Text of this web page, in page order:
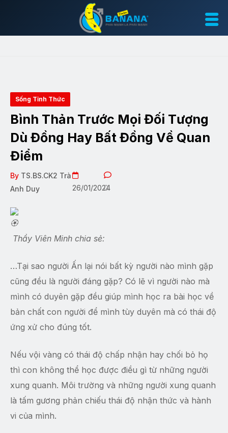
Sống Tỉnh Thức
Bình Thản Trước Mọi Đối Tượng
Dù Đồng Hay Bất Đồng Về Quan
Điểm
By TS.BS.CK2 Trà
Anh Duy
26/01/2024
0
Thầy Viên Minh chia sẻ:
…Tại sao người Ấn lại nói bất kỳ người nào mình gặp
cũng đều là người đáng gặp? Có lẽ vì người nào mà
mình có duyên gặp đều giúp mình học ra bài học về
bản chất con người để mình tùy duyên mà có thái độ
ứng xử cho đúng tốt.
Nếu vội vàng có thái độ chấp nhận hay chối bỏ họ
thì con không thể học được điều gì từ những người
xung quanh. Môi trường và những người xung quanh
là tấm gương phản chiếu thái độ nhận thức và hành
vi của mình.